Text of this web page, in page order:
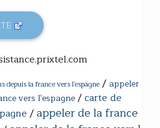
depuis la france vers l'espagne / appeler
vers l'espagne/carte de
/appeler de la france